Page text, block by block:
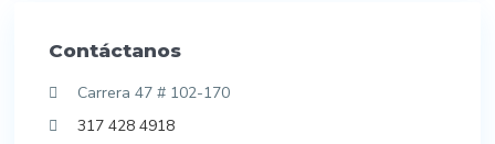
Contáctanos
Carrera 47 # 102-170
317 428 4918